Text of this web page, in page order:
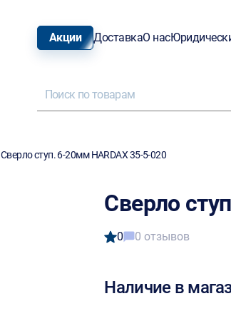
Акции ДоставкаО нас
Сверло ступ. 6-20мм HARDAX 35-5-020
Сверло
0 0 отзывов
Наличие в